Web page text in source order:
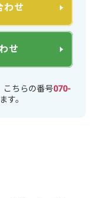
わせ
せ
ちらの番号070-
す。